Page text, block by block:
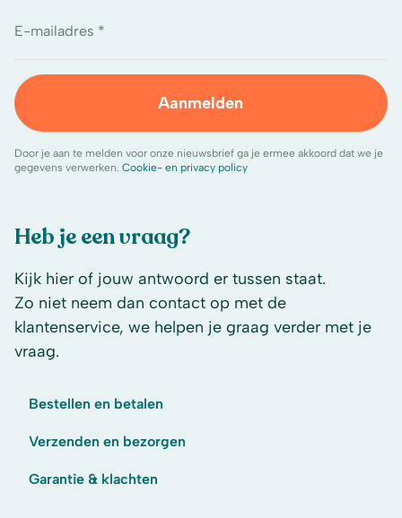
Heb je een vraag?
Kijk hier of jouw antwoord er tussen staat.
Zo niet neem dan contact op met de
klantenservice, we helpen je graag verder met je
vraag.
Bestellen en betalen
Verzenden en bezorgen
Garantie & klachten
E-mailadres *
Aanmelden
Door je aan te melden voor onze nieuwsbrief ga je ermee akkoord dat we je
gegevens verwerken. Cookie- en privacy policy